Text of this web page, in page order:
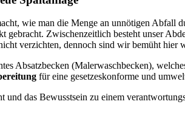
wie man die Menge an unnötigen
Zwischenzeitlich besteht unser
verzichten, dennoch sind wir bemüht hier
Absatzbecken (Malerwaschbecken),
für eine gesetzeskonforme und
und das Bewusstsein zu einem